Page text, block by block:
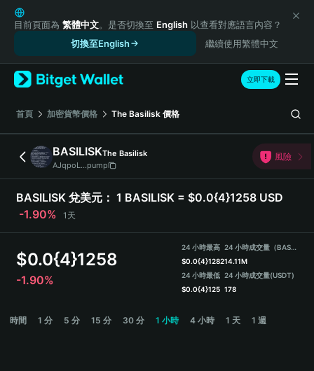
English
日本語
Русский
Español (Latinoamérica)
Türkçe
Italiano
Deutsch
简体中文
繁體中文
Português (Portugal)
Bahasa Indonesia
Español
目前頁面為 繁體中文。是否切換至 English 以查看對應語言內容？
切換至English
繼續使用繁體中文
立即下載
首頁 加密貨幣價格 The Basilisk 價格
BASILISKThe Basilisk
AJqpoL...pump
風險
BASILISK 兌美元： 1 BASILISK = $0.0{4}1258 USD
-1.90%
1天
$0.0{4}1258
-1.90%
24 小時最高
$0.0{4}1282
24 小時最低
$0.0{4}125
24 小時成交量（BASILISK）
14.11M
24 小時成交量(USDT)
178
時間 1 分 5 分 15 分 30 分 1 小時 4 小時 1 天 1 週